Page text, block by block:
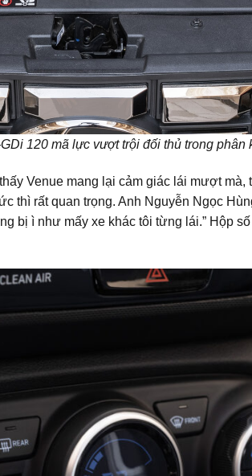
120 mã lực vượt trội đối thủ trong phân
Venue mang lại cảm giác lái mượt mà,
thì rất quan trọng. Anh Nguyễn Ngọc
bị ì như mấy xe khác tôi từng lái.” Hộp